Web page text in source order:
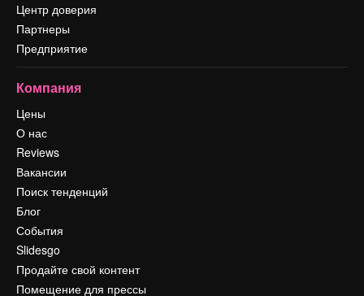
Центр доверия
Партнеры
Предприятие
Компания
Цены
О нас
Reviews
Вакансии
Поиск тенденций
Блог
События
Slidesgo
Продайте свой контент
Помещение для прессы